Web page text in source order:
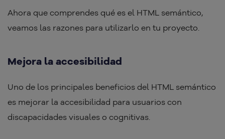
Ahora que comprendes qué es el HTML semántico,
veamos las razones para utilizarlo en tu proyecto.
Mejora la accesibilidad
Uno de los principales beneficios del HTML semántico
es mejorar la accesibilidad para usuarios con
discapacidades visuales o cognitivas.